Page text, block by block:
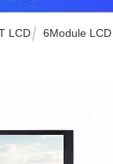
LCD 6Module